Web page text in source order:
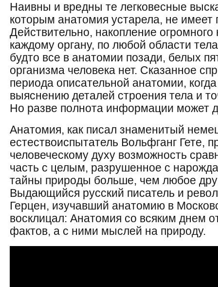
Наивны и вредны те легковесные
которым анатомия устарела, не имеет
Действительно, накопление
каждому органу, по любой области
будто все в анатомии позади, белых
организма человека нет. Сказанное
периода описательной анатомии,
выяснению деталей строения тела и
Но разве полнота информации может
Анатомия, как писал знаменитый
естествоиспытатель Вольфганг Гете,
человеческому духу возможность
часть с целым, разрушенное с
тайны природы больше, чем любое
Выдающийся русский писатель и
Герцен, изучавший анатомию в
восклицал: Анатомия со всяким днем
фактов, а с ними мыслей на природу.